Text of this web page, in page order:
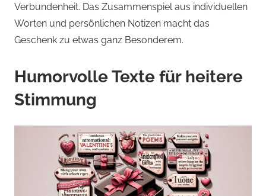
Verbundenheit. Das Zusammenspiel aus individuellen
Worten und persönlichen Notizen macht das
Geschenk zu etwas ganz Besonderem.
Humorvolle Texte für heitere
Stimmung